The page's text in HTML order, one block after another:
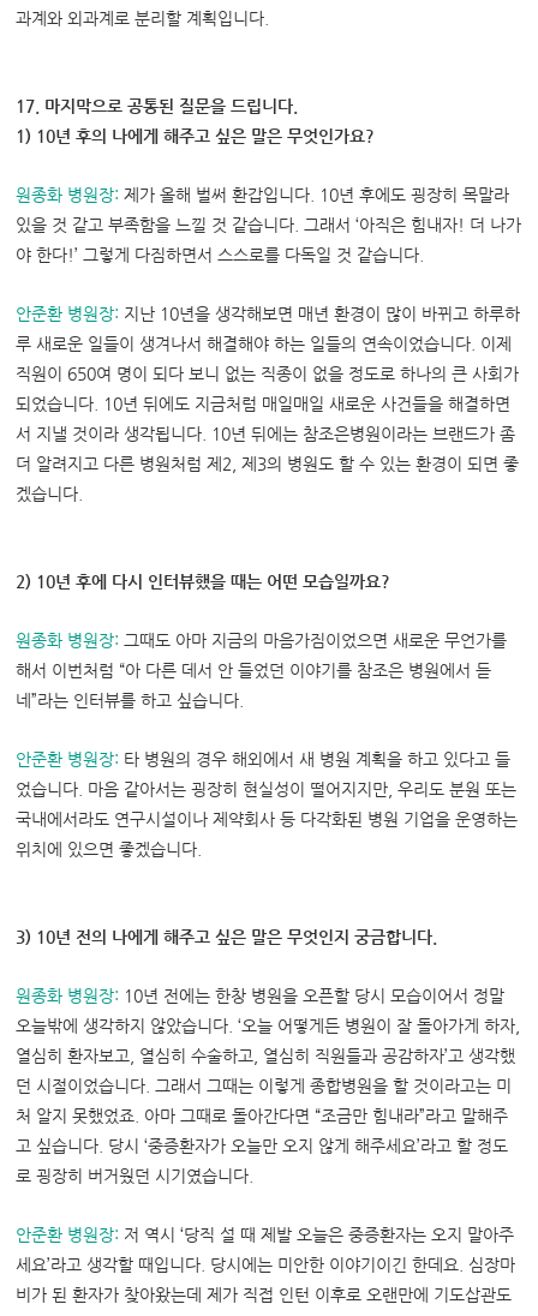
과계와 외과계로 분리할 계획입니다.
17. 마지막으로 공통된 질문을 드립니다.
1) 10년 후의 나에게 해주고 싶은 말은 무엇인가요?
원종화 병원장: 제가 올해 벌써 환갑입니다. 10년 후에도 굉장히 목말라
있을 것 같고 부족함을 느낄 것 같습니다. 그래서 ‘아직은 힘내자! 더 나가
야 한다!’ 그렇게 다짐하면서 스스로를 다독일 것 같습니다.
안준환 병원장: 지난 10년을 생각해보면 매년 환경이 많이 바뀌고 하루하
루 새로운 일들이 생겨나서 해결해야 하는 일들의 연속이었습니다. 이제
직원이 650여 명이 되다 보니 없는 직종이 없을 정도로 하나의 큰 사회가
되었습니다. 10년 뒤에도 지금처럼 매일매일 새로운 사건들을 해결하면
서 지낼 것이라 생각됩니다. 10년 뒤에는 참조은병원이라는 브랜드가 좀
더 알려지고 다른 병원처럼 제2, 제3의 병원도 할 수 있는 환경이 되면 좋
겠습니다.
2) 10년 후에 다시 인터뷰했을 때는 어떤 모습일까요?
원종화 병원장: 그때도 아마 지금의 마음가짐이었으면 새로운 무언가를
해서 이번처럼 “아 다른 데서 안 들었던 이야기를 참조은 병원에서 듣
네”라는 인터뷰를 하고 싶습니다.
안준환 병원장: 타 병원의 경우 해외에서 새 병원 계획을 하고 있다고 들
었습니다. 마음 같아서는 굉장히 현실성이 떨어지지만, 우리도 분원 또는
국내에서라도 연구시설이나 제약회사 등 다각화된 병원 기업을 운영하는
위치에 있으면 좋겠습니다.
3) 10년 전의 나에게 해주고 싶은 말은 무엇인지 궁금합니다.
원종화 병원장: 10년 전에는 한창 병원을 오픈할 당시 모습이어서 정말
오늘밖에 생각하지 않았습니다. ‘오늘 어떻게든 병원이 잘 돌아가게 하자,
열심히 환자보고, 열심히 수술하고, 열심히 직원들과 공감하자’고 생각했
던 시절이었습니다. 그래서 그때는 이렇게 종합병원을 할 것이라고는 미
처 알지 못했었죠. 아마 그때로 돌아간다면 “조금만 힘내라”라고 말해주
고 싶습니다. 당시 ‘중증환자가 오늘만 오지 않게 해주세요’라고 할 정도
로 굉장히 버거웠던 시기였습니다.
안준환 병원장: 저 역시 ‘당직 설 때 제발 오늘은 중증환자는 오지 말아주
세요’라고 생각할 때입니다. 당시에는 미안한 이야기이긴 한데요. 심장마
비가 된 환자가 찾아왔는데 제가 직접 인턴 이후로 오랜만에 기도삽관도